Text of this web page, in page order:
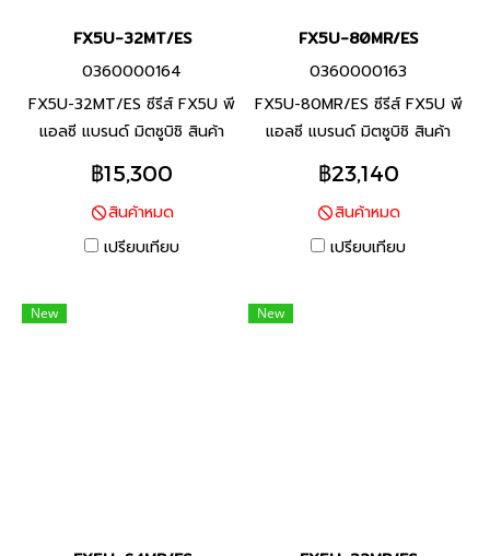
FX5U-32MT/ES
0360000164
FX5U-32MT/ES ซีรีส์ FX5U พี
แอลซี แบรนด์ มิตซูบิชิ สินค้า
แบรนด์ ญี่ปุ่น
฿15,300
สินค้าหมด
เปรียบเทียบ
FX5U-80MR/ES
0360000163
FX5U-80MR/ES ซีรีส์ FX5U พี
แอลซี แบรนด์ มิตซูบิชิ สินค้า
แบรนด์ ญี่ปุ่น
฿23,140
สินค้าหมด
เปรียบเทียบ
New New